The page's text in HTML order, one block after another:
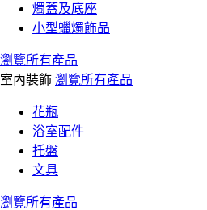
燭蓋及底座
小型蠟燭飾品
瀏覽所有產品
室內裝飾 瀏覽所有產品
花瓶
浴室配件
托盤
文具
瀏覽所有產品